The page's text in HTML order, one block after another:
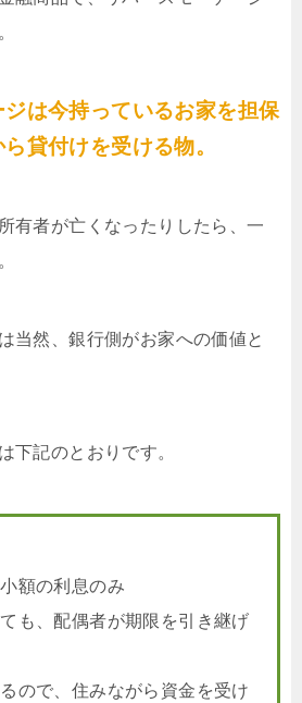
ジは今持っているお家を担保
貸付けを受ける物。
有者が亡くなったりしたら、一
当然、銀行側がお家への価値と
下記のとおりです。
額の利息のみ
も、配偶者が期限を引き継げ
ので、住みながら資金を受け